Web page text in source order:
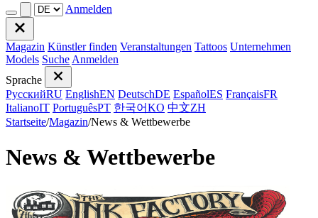
Anmelden
Magazin Künstler finden Veranstaltungen Tattoos Unternehmen
Models Suche Anmelden
Sprache
РусскийRU EnglishEN DeutschDE EspañolES FrançaisFR
ItalianoIT PortuguêsPT 한국어KO 中文ZH
Startseite/Magazin/News & Wettbewerbe
News & Wettbewerbe